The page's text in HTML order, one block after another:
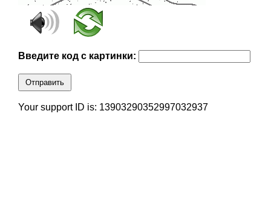
Введите код с картинки:
Отправить
Your support ID is: 13903290352997032937